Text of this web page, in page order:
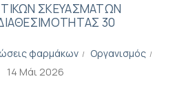
ΣΚΕΥΑΣΜΑΤΩΝ
30
φαρμάκων
Οργανισμός
14 Μάι 2026